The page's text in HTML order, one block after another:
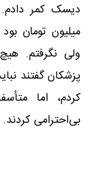
ولی نگرفتم.
پزشکان گفتند
کردم، اما
بی‌احترامی کردند.